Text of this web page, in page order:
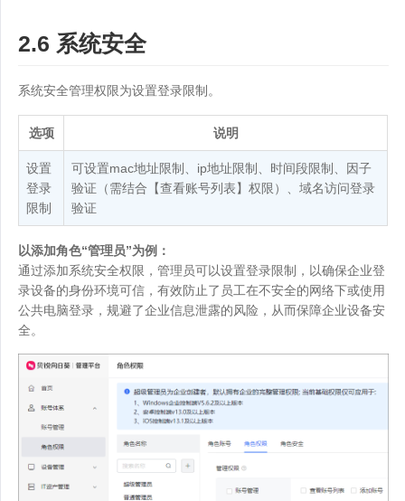
2.6 系统安全
系统安全管理权限为设置登录限制。
选项 说明
设置
登录
限制
可设置mac地址限制、ip地址限制、时间段限制、因子
验证（需结合【查看账号列表】权限）、域名访问登录
验证
以添加角色“管理员”为例：
通过添加系统安全权限，管理员可以设置登录限制，以确保企业登
录设备的身份环境可信，有效防止了员工在不安全的网络下或使用
公共电脑登录，规避了企业信息泄露的风险，从而保障企业设备安
全。